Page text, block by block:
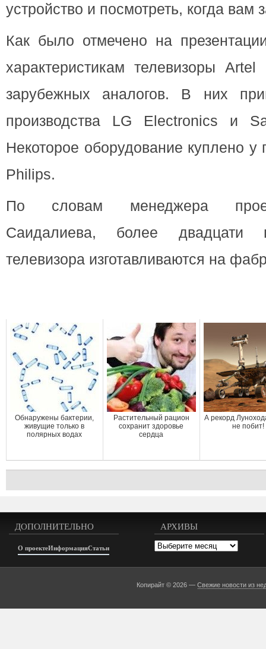
устройство и посмотреть, когда вам
Как было отмечено на
характеристикам телевизоры
зарубежных аналогов. В них
производства LG Electronics и
Некоторое оборудование куплено
Philips.
По словам менеджера
Саидалиева, более двадцати
телевизора изготавливаются на
Обнаружены бактерии,
живущие только в
полярных водах
Растительный рацион
сохранит здоровье
сердца
А рекорд
не побит!
ДОПОЛНИТЕЛЬНО
О проектеИнформацияСтатьи
АРХИВЫ
Архивы
Копирайт © 2026 —Свежие новости из